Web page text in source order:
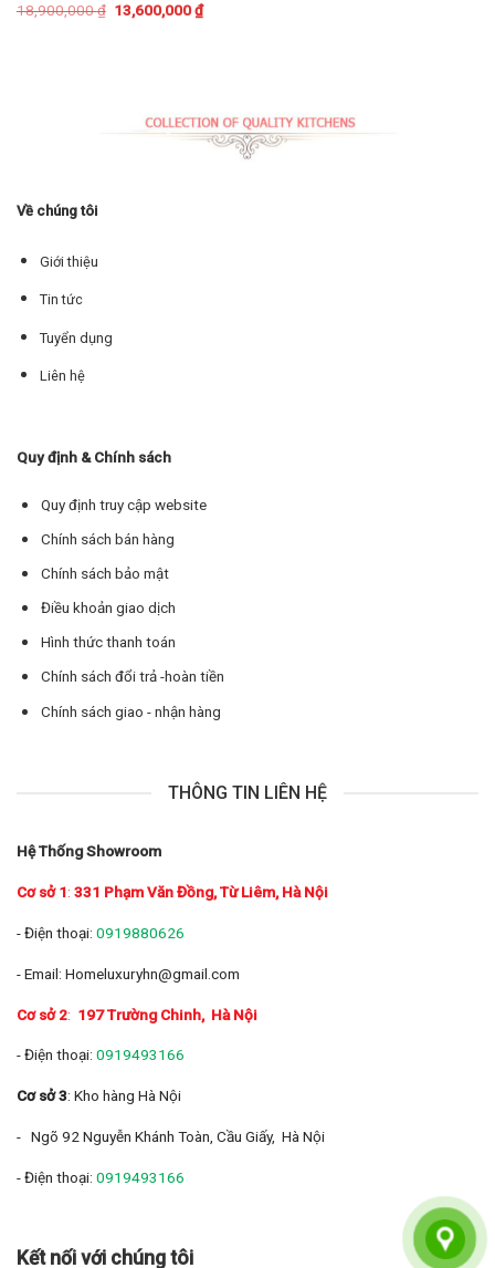
18,900,000₫ 13,600,000₫
Về chúng tôi
Giới thiệu
Tin tức
Tuyển dụng
Liên hệ
Quy định & Chính sách
Quy định truy cập website
Chính sách bán hàng
Chính sách bảo mật
Điều khoản giao dịch
Hình thức thanh toán
Chính sách đổi trả -hoàn tiền
Chính sách giao - nhận hàng
THÔNG TIN LIÊN HỆ
Hệ Thống Showroom
Cơ sở 1: 331 Phạm Văn Đồng, Từ Liêm, Hà Nội
- Điện thoại: 0919880626
- Email: Homeluxuryhn@gmail.com
Cơ sở 2: 197 Trường Chinh, Hà Nội
- Điện thoại: 0919493166
Cơ sở 3: Kho hàng Hà Nội
- Ngõ 92 Nguyễn Khánh Toàn, Cầu Giấy, Hà Nội
- Điện thoại: 0919493166
Kết nối với chúng tôi